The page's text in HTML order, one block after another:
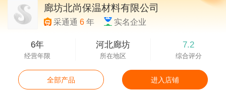
廊坊北尚保温材料有限公司
采通通6 年 实名企业
6年
经营年限
河北廊坊
所在地区
7.2
综合评分
全部产品 进入店铺